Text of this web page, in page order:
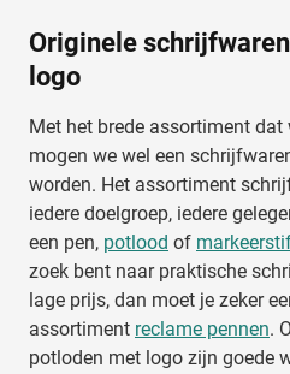
Originele
logo
Met het brede assortiment
mogen we wel een
worden. Het assortiment
iedere doelgroep, iedere
een pen, potlood of
zoek bent naar praktische
lage prijs, dan moet je zeker
assortiment reclame pennen.
potloden met logo zijn goede